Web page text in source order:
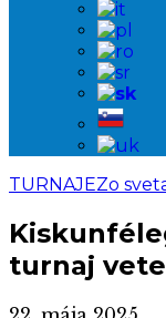
TURNAJEZo
turnaj